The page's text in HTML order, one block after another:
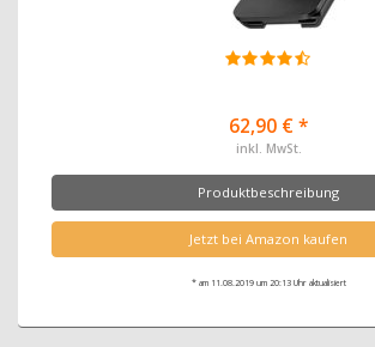
62,90 € *
inkl. MwSt.
Produktbeschreibung
Jetzt bei Amazon kaufen
* am 11.08.2019 um 20:13 Uhr aktualisiert